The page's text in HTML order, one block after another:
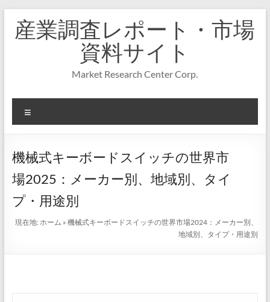
キ
プ
産業調査レポート・市場
資料サイト
Market Research Center Corp.
ニ
ー
機械式キーボードスイッチの世界市
場2025：メーカー別、地域別、タイ
プ・用途別
現在地:ホーム »機械式キーボードスイッチの世界市場2024：メーカー別、
地域別、タイプ・用途別